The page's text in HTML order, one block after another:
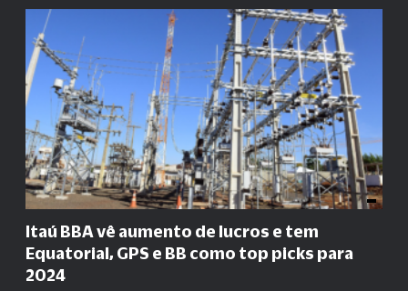
Itaú BBA vê aumento de lucros e tem
Equatorial, GPS e BB como top picks para
2024